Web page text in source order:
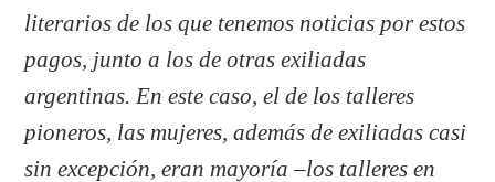
literarios de los que tenemos noticias por estos
pagos, junto a los de otras exiliadas
argentinas. En este caso, el de los talleres
pioneros, las mujeres, además de exiliadas casi
sin excepción, eran mayoría –los talleres en